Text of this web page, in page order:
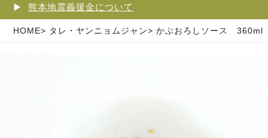
熊本地震義援金について
HOME タレ・ヤンニョムジャン かぶおろしソース 360ml